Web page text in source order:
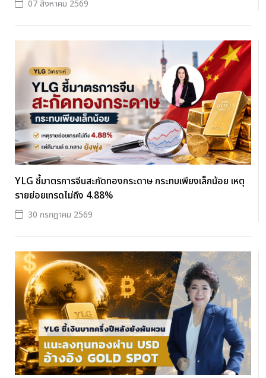
07 สิงหาคม 2569
YLG ชี้มาตรการจีนสะกัดทองกระดาษ กระทบเพียงเล็กน้อย เหตุ
รายย่อยเทรดไม่ถึง 4.88%
30 กรกฎาคม 2569